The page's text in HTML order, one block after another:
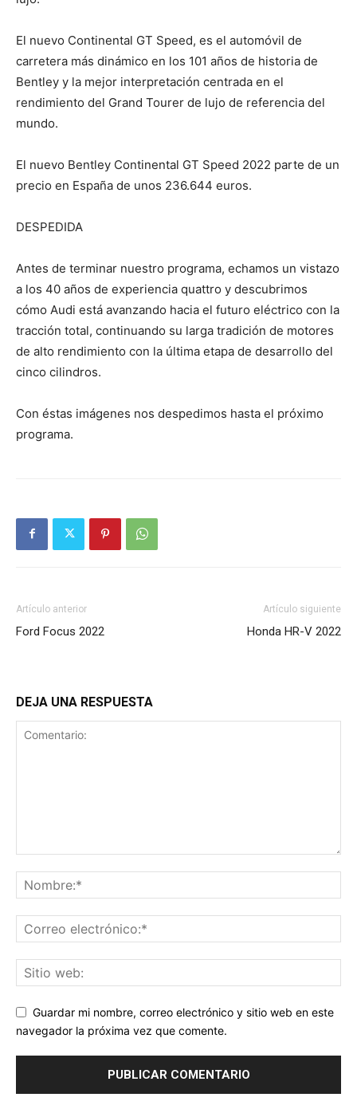
El nuevo Continental GT Speed, es el automóvil de
carretera más dinámico en los 101 años de historia de
Bentley y la mejor interpretación centrada en el
rendimiento del Grand Tourer de lujo de referencia del
mundo.
El nuevo Bentley Continental GT Speed 2022 parte de un
precio en España de unos 236.644 euros.
DESPEDIDA
Antes de terminar nuestro programa, echamos un vistazo
a los 40 años de experiencia quattro y descubrimos
cómo Audi está avanzando hacia el futuro eléctrico con la
tracción total, continuando su larga tradición de motores
de alto rendimiento con la última etapa de desarrollo del
cinco cilindros.
Con éstas imágenes nos despedimos hasta el próximo
programa.
Artículo anterior
Ford Focus 2022
Artículo siguiente
Honda HR-V 2022
DEJA UNA RESPUESTA
Guardar mi nombre, correo electrónico y sitio web en este
navegador la próxima vez que comente.